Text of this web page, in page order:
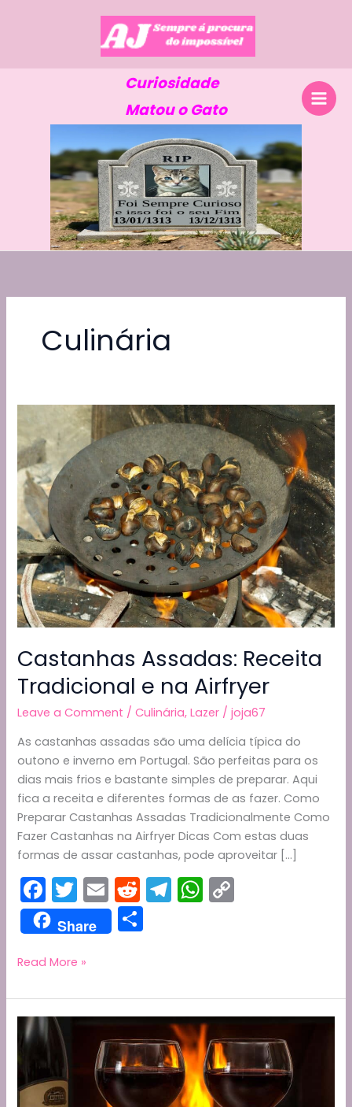
Curiosidade
Matou o Gato
Culinária
Castanhas Assadas: Receita
Tradicional e na Airfryer
Leave a Comment /Culinária,Lazer /joja67
As castanhas assadas são uma delícia típica do
outono e inverno em Portugal. São perfeitas para os
dias mais frios e bastante simples de preparar. Aqui
fica a receita e diferentes formas de as fazer. Como
Preparar Castanhas Assadas Tradicionalmente Como
Fazer Castanhas na Airfryer Dicas Com estas duas
formas de assar castanhas, pode aproveitar […]
F
a
c
e
b
o
o
k
T
w
itt
er
E
m
ai
R
e
d
t
T
a
m
W
A
p
p
Li
n
k
Share
e
Castanhas
Receita
Tradicional
Airfryer
Read More »